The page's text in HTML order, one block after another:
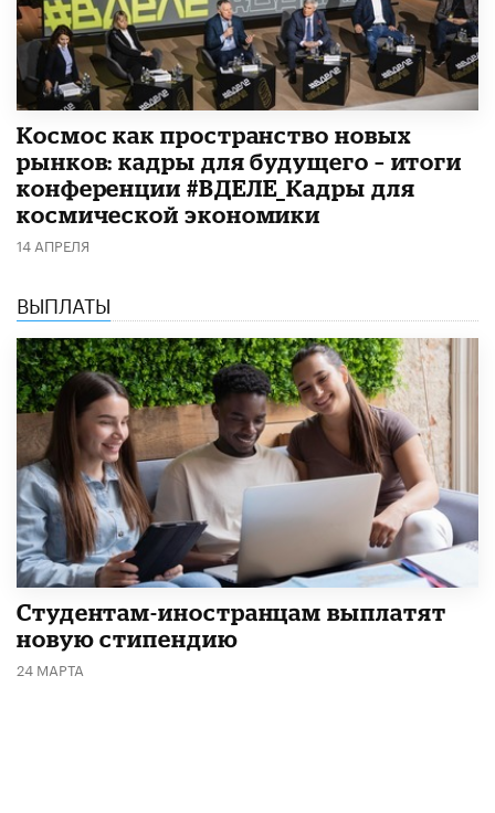
Космос как пространство новых
рынков: кадры для будущего – итоги
конференции #ВДЕЛЕ_Кадры для
космической экономики
14 АПРЕЛЯ
ВЫПЛАТЫ
Студентам-иностранцам выплатят
новую стипендию
24 МАРТА